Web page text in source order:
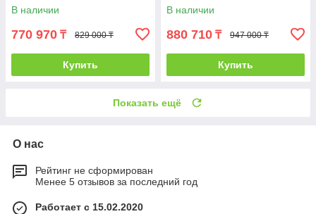
В наличии
770 970 ₸ 829 000 ₸
Купить
В наличии
880 710 ₸ 947 000 ₸
Купить
Показать ещё
О нас
Рейтинг не сформирован
Менее 5 отзывов за последний год
Работает с 15.02.2020